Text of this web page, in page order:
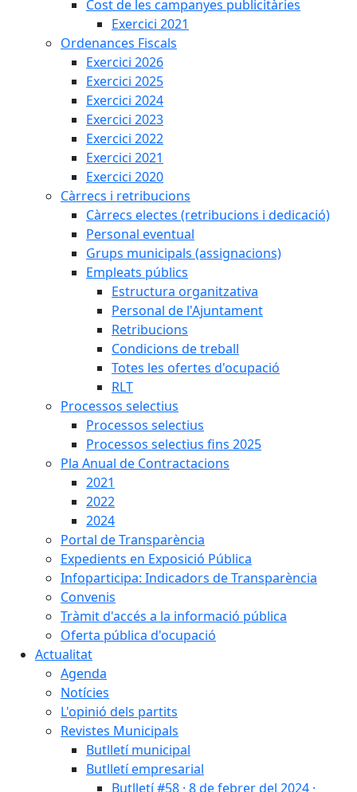
Cost de les campanyes publicitàries
Exercici 2021
Ordenances Fiscals
Exercici 2026
Exercici 2025
Exercici 2024
Exercici 2023
Exercici 2022
Exercici 2021
Exercici 2020
Càrrecs i retribucions
Càrrecs electes (retribucions i dedicació)
Personal eventual
Grups municipals (assignacions)
Empleats públics
Estructura organitzativa
Personal de l'Ajuntament
Retribucions
Condicions de treball
Totes les ofertes d'ocupació
RLT
Processos selectius
Processos selectius
Processos selectius fins 2025
Pla Anual de Contractacions
2021
2022
2024
Portal de Transparència
Expedients en Exposició Pública
Infoparticipa: Indicadors de Transparència
Convenis
Tràmit d'accés a la informació pública
Oferta pública d'ocupació
Actualitat
Agenda
Notícies
L'opinió dels partits
Revistes Municipals
Butlletí municipal
Butlletí empresarial
Butlletí #58 · 8 de febrer del 2024 ·